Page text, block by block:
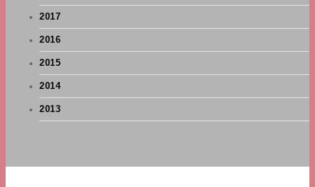
2017
2016
2015
2014
2013